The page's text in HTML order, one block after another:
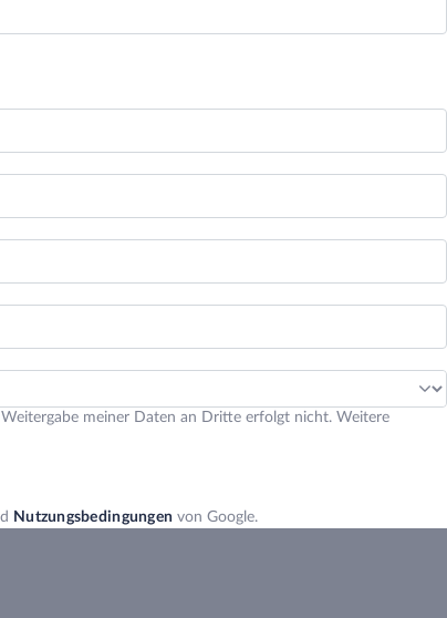
meiner Daten an Dritte erfolgt nicht. Weitere
Nutzungsbedingungen von Google.